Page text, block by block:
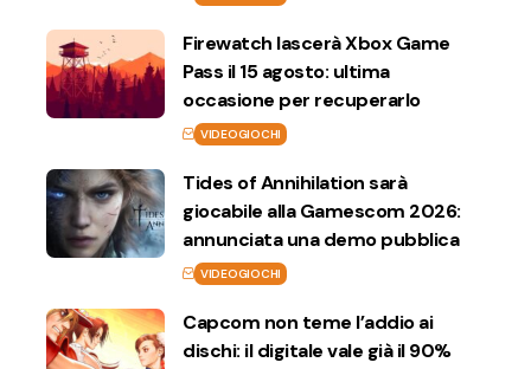
Firewatch lascerà Xbox Game
Pass il 15 agosto: ultima
occasione per recuperarlo
VIDEOGIOCHI
Tides of Annihilation sarà
giocabile alla Gamescom 2026:
annunciata una demo pubblica
VIDEOGIOCHI
Capcom non teme l’addio ai
dischi: il digitale vale già il 90%